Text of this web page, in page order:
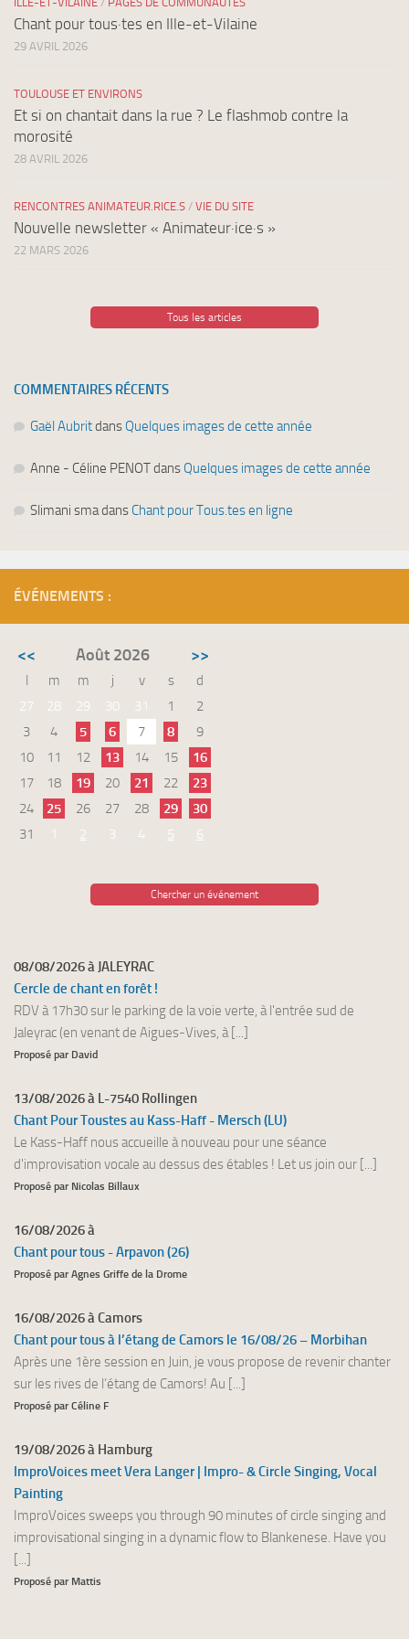
Chant pour tous·tes en Ille-et-Vilaine
29 AVRIL 2026
TOULOUSE ET ENVIRONS
Et si on chantait dans la rue ? Le flashmob contre la
morosité
28 AVRIL 2026
RENCONTRES ANIMATEUR.RICE.S / VIE DU SITE
Nouvelle newsletter « Animateur·ice·s »
22 MARS 2026
Tous les articles
COMMENTAIRES RÉCENTS
Gaël Aubritdans Quelques images de cette année
Anne - Céline PENOTdans Quelques images de cette année
Slimani smadans Chant pour Tous.tes en ligne
ÉVÉNEMENTS :
<< Août 2026 >>
l m m j v s
d
27
28 29 30 31 1
2
3
4 5 6 7 8
9
10
11 12 13 14 15
16
17
18 19 20 21 22
23
24
25 26 27 28 29
30
31
1 2 3 4 5 6
Chercher un événement
08/08/2026 à JALEYRAC
Cercle de chant en forêt !
RDV à 17h30 sur le parking de la voie verte, à l'entrée sud de
Jaleyrac (en venant de Aigues-Vives, à [...]
Proposé par David
13/08/2026 à L-7540 Rollingen
Chant Pour Toustes au Kass-Haff - Mersch (LU)
Le Kass-Haff nous accueille à nouveau pour une séance
d'improvisation vocale au dessus des étables ! Let us join our [...]
Proposé par Nicolas Billaux
16/08/2026 à
Chant pour tous - Arpavon (26)
Proposé par Agnes Griffe de la Drome
16/08/2026 à Camors
Chant pour tous à l’étang de Camors le 16/08/26 – Morbihan
Après une 1ère session en Juin, je vous propose de revenir chanter
sur les rives de l’étang de Camors! Au [...]
Proposé par Céline F
19/08/2026 à Hamburg
ImproVoices meet Vera Langer | Impro- & Circle Singing, Vocal
Painting
ImproVoices sweeps you through 90 minutes of circle singing and
improvisational singing in a dynamic flow to Blankenese. Have you
[...]
Proposé par Mattis